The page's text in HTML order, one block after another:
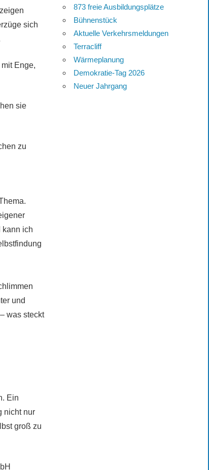
sich
Enge,
sie
zu
kann ich
und
was steckt
Ein
nicht nur
groß zu
873 freie Ausbildungsplätze
Bühnenstück
Aktuelle Verkehrsmeldungen
Terracliff
Wärmeplanung
Demokratie-Tag 2026
Neuer Jahrgang